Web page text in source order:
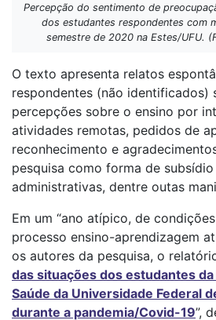
Percepção do sentimento de
dos estudantes respondentes com
semestre de 2020 na Estes/UFU.
O texto apresenta relatos
respondentes (não identificados)
percepções sobre o ensino por
atividades remotas, pedidos de
reconhecimento e
pesquisa como forma de
administrativas, dentre outas
Em um “ano atípico, de
processo ensino-aprendizagem
os autores da pesquisa, o
das situações dos estudantes da
Saúde da Universidade Federal
durante a pandemia/Covid-19”,